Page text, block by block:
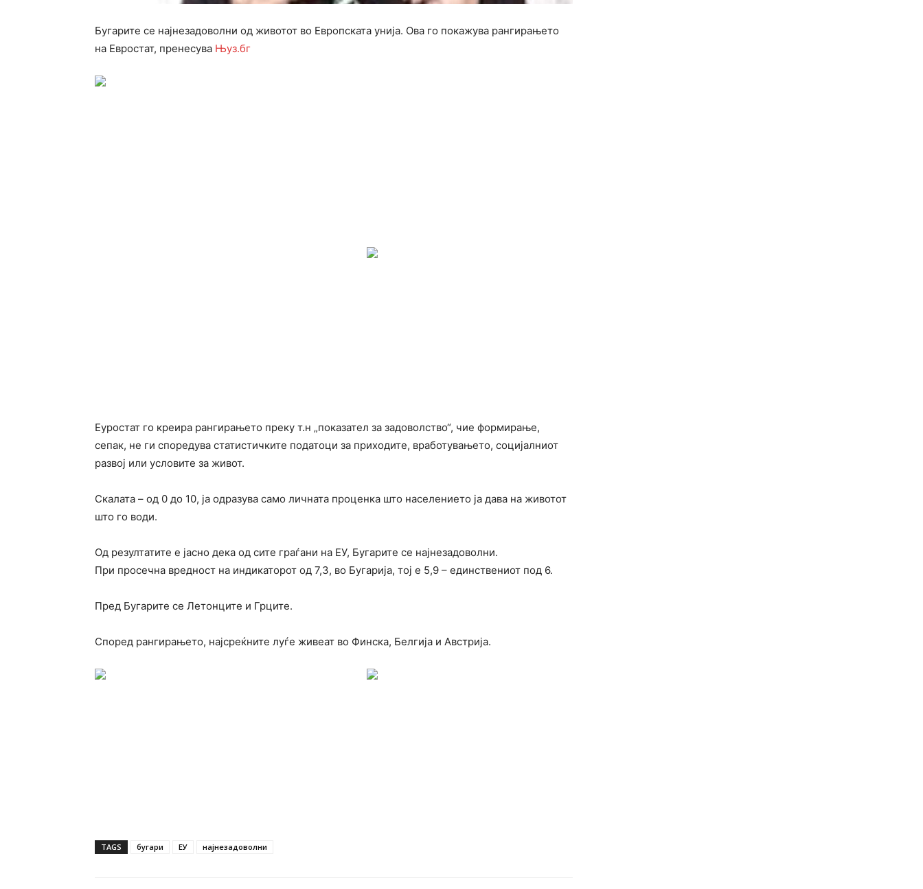
Бугарите се најнезадоволни од животот во Европската унија. Ова го покажува рангирањето
на Евростат, пренесува Њуз.бг
Еуростат го креира рангирањето преку т.н „показател за задоволство“, чие формирање,
сепак, не ги споредува статистичките податоци за приходите, вработувањето, социјалниот
развој или условите за живот.
Скалата – од 0 до 10, ја одразува само личната проценка што населението ја дава на животот
што го води.
Од резултатите е јасно дека од сите граѓани на ЕУ, Бугарите се најнезадоволни.
При просечна вредност на индикаторот од 7,3, во Бугарија, тој е 5,9 – единствениот под 6.
Пред Бугарите се Летонците и Грците.
Според рангирањето, најсреќните луѓе живеат во Финска, Белгија и Австрија.
TAGS бугари ЕУ најнезадоволни